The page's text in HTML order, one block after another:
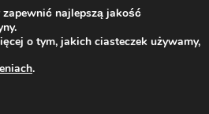
zapewnić najlepszą jakość
o tym, jakich ciasteczek używamy,
.